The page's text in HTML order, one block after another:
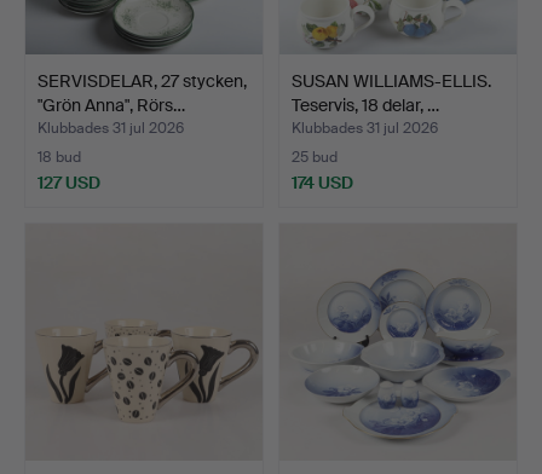
SERVISDELAR, 27 stycken,
"Grön Anna", Rörs…
Klubbades 31 jul 2026
18 bud
127 USD
SUSAN WILLIAMS-ELLIS.
Teservis, 18 delar, …
Klubbades 31 jul 2026
25 bud
174 USD